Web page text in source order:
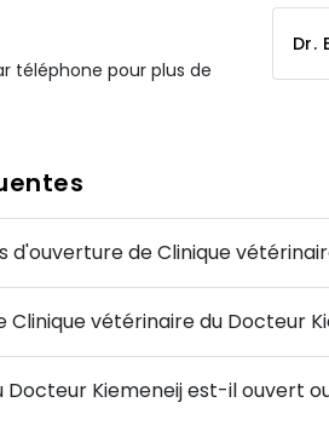
téléphone pour plus de
Dr.
d'ouverture de Clinique
Clinique vétérinaire du Docteur
Docteur Kiemeneij est-il ouvert